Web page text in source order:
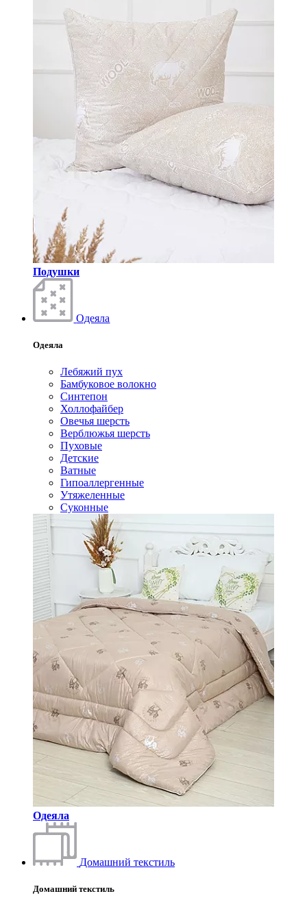
Подушки
Одеяла
Одеяла
Лебяжий пух
Бамбуковое волокно
Синтепон
Холлофайбер
Овечья шерсть
Верблюжья шерсть
Пуховые
Детские
Ватные
Гипоаллергенные
Утяжеленные
Суконные
Одеяла
Домашний текстиль
Домашний текстиль